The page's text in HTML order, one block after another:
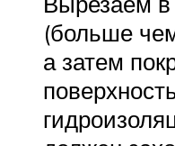
(больше
а затем